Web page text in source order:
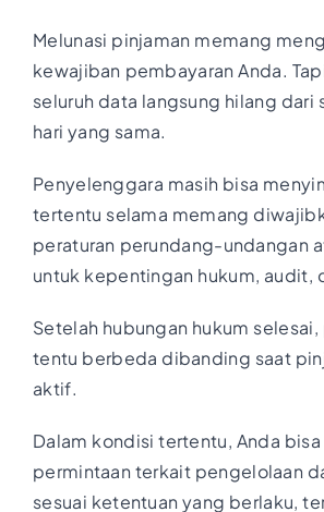
Melunasi pinjaman memang
kewajiban pembayaran Anda.
seluruh data langsung hilang dari
hari yang sama.
Penyelenggara masih bisa
tertentu selama memang
peraturan perundang-undangan
untuk kepentingan hukum, audit,
Setelah hubungan hukum selesai,
tentu berbeda dibanding saat
aktif.
Dalam kondisi tertentu, Anda
permintaan terkait pengelolaan
sesuai ketentuan yang berlaku,